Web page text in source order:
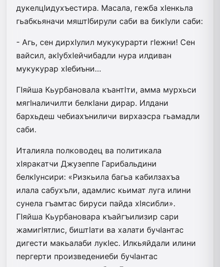
дукелцIидухъестира. Масала, гежба хIенкьла
гьабкьяначи мяштIбирули саби ва бикIули саби:
- Агь, сен дирхIулил мукукурарти гIежни! Сен
вайсил, акIубхIейчибадли нура илдиван
мукукурар хIебиъни…
ГIяйша Кьурбановала къантIти, амма мурхьси
мягIналичилти белкIани дирар. Илдани
бархьдеш чебиахъниличи вирхаэсра гьамадли
саби.
Италияла полководец ва политикала
хIяракатчи Джузеппе Гарибальдини
белкIунсири: «Ризкьила багьа кабилзахъа
илала сабухъли, адамлис кьимат луга илини
сунела гъамтас бируси пайда хIясибли».
ГIяйша Кьурбановара къайгъилизир сари
жамигIятлис, биштIати ва халати бучIантас
дигести макьалаби лукIес. Илкьяйдали илини
пергерти произведениеби бучIантас